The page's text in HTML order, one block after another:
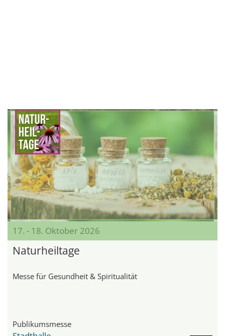
17. - 18. Oktober 2026
Naturheiltage
Messe für Gesundheit & Spiritualität
Publikumsmesse